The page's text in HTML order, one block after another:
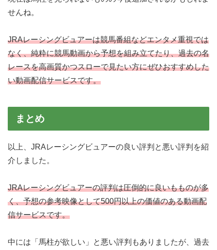
せんね。
JRAレーシングビュアーは競馬番組などエンタメ重視では
なく、純粋に競馬動画から予想を組み立てたり、過去の名
レースを高画質かつスローで見たい方にぜひおすすめした
い動画配信サービスです。
まとめ
以上、JRAレーシングビュアーの良い評判と悪い評判を紹
介しました。
JRAレーシングビュアーの評判は圧倒的に良いもものが多
く、予想の参考映像として500円以上の価値のある動画配
信サービスです。
中には「馬柱が欲しい」と悪い評判もありましたが、過去